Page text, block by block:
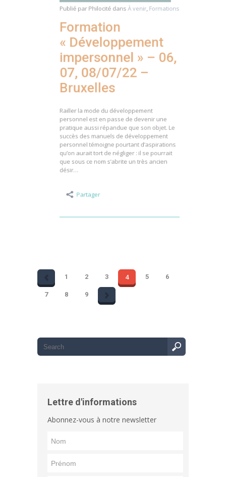
Publié par Philocité dansÀ venir, Formations
Formation
« Développement
impersonnel » – 06,
07, 08/07/22 –
Bruxelles
Railler la mode du développement
personnel est en passe de devenir une
pratique aussi répandue que son objet. Le
succès des manuels de développement
personnel témoigne pourtant d’aspirations
qu’on aurait tort de négliger : il se pourrait
Partager
1 2 3 4 5 6
7 8 9
Lettre d'informations
Abonnez-vous à notre newsletter